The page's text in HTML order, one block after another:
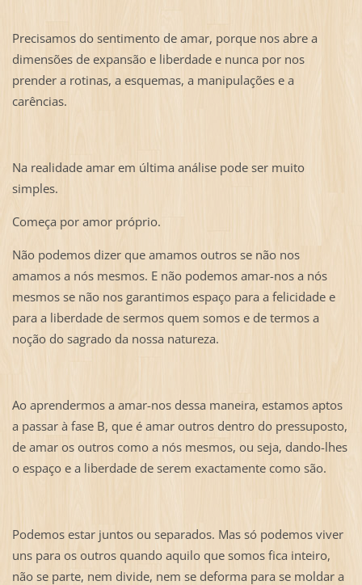
Precisamos do sentimento de amar, porque nos abre a
dimensões de expansão e liberdade e nunca por nos
prender a rotinas, a esquemas, a manipulações e a
carências.
Na realidade amar em última análise pode ser muito
simples.
Começa por amor próprio.
Não podemos dizer que amamos outros se não nos
amamos a nós mesmos. E não podemos amar-nos a nós
mesmos se não nos garantimos espaço para a felicidade e
para a liberdade de sermos quem somos e de termos a
noção do sagrado da nossa natureza.
Ao aprendermos a amar-nos dessa maneira, estamos aptos
a passar à fase B, que é amar outros dentro do pressuposto,
de amar os outros como a nós mesmos, ou seja, dando-lhes
o espaço e a liberdade de serem exactamente como são.
Podemos estar juntos ou separados. Mas só podemos viver
uns para os outros quando aquilo que somos fica inteiro,
não se parte, nem divide, nem se deforma para se moldar a